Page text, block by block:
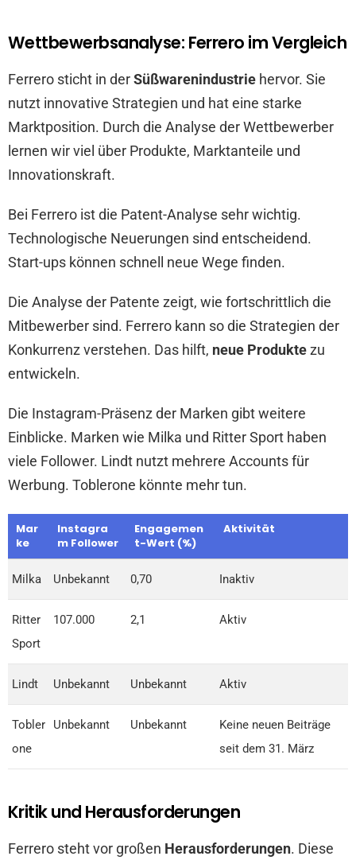
Wettbewerbsanalyse: Ferrero im Vergleich
Ferrero sticht in derSüßwarenindustrie hervor. Sie
nutzt innovative Strategien und hat eine starke
Marktposition. Durch die Analyse der Wettbewerber
lernen wir viel über Produkte, Marktanteile und
Innovationskraft.
Bei Ferrero ist die Patent-Analyse sehr wichtig.
Technologische Neuerungen sind entscheidend.
Start-ups können schnell neue Wege finden.
Die Analyse der Patente zeigt, wie fortschrittlich die
Mitbewerber sind. Ferrero kann so die Strategien der
Konkurrenz verstehen. Das hilft, neue Produktezu
entwickeln.
Die Instagram-Präsenz der Marken gibt weitere
Einblicke. Marken wie Milka und Ritter Sport haben
viele Follower. Lindt nutzt mehrere Accounts für
Werbung. Toblerone könnte mehr tun.
Mar
ke
Instagra
m Follower
Engagemen
t-Wert (%)
Aktivität
Milka Unbekannt 0,70 Inaktiv
Ritter
Sport
107.000 2,1 Aktiv
Lindt Unbekannt Unbekannt Aktiv
Tobler
one
Unbekannt Unbekannt
Keine neuen Beiträge
seit dem 31. März
Kritik und Herausforderungen
Ferrero steht vor großen Herausforderungen. Diese